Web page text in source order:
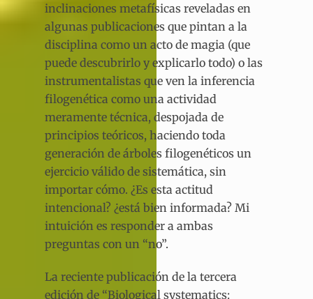
inclinaciones metafísicas reveladas en
algunas publicaciones que pintan a la
disciplina como un acto de magia (que
puede descubrirlo y explicarlo todo) o las
instrumentalistas que ven la inferencia
filogenética como una actividad
meramente técnica, despojada de
principios teóricos, haciendo toda
generación de árboles filogenéticos un
ejercicio válido de sistemática, sin
importar cómo. ¿Es esta actitud
intencional? ¿está bien informada? Mi
intuición es responder a ambas
preguntas con un “no”.
La reciente publicación de la tercera
edición de “Biological systematics: